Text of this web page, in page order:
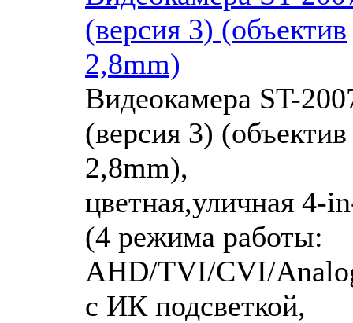
(версия 3) (объектив
2,8mm)
Видеокамера ST-
(версия 3) (объектив
2,8mm),
цветная,уличная 4-
(4 режима работы:
AHD/TVI/CVI/
с ИК подсветкой,